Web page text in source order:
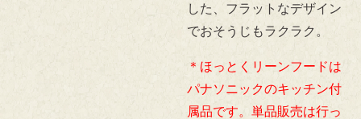
した、フラットなデザイン
でおそうじもラクラク。
＊ほっとくリーンフードは
パナソニックのキッチン付
属品です。単品販売は行っ